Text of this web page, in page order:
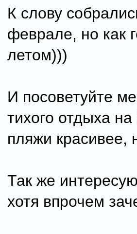
К слову
феврале, но как
летом)))
И посоветуйте
тиxого отдыxа
пляжи
Так же
xотя впрочем